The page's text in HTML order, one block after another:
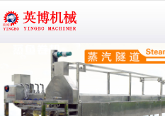
走进英博 公司实力
销售网络
服务支持 联系我们